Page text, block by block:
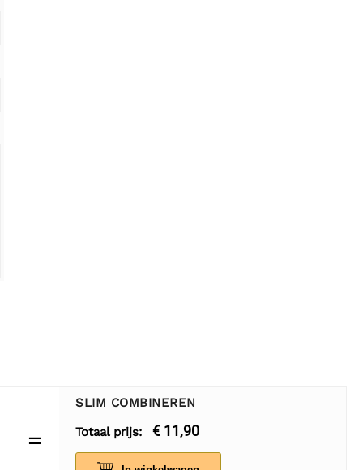
=
SLIM COMBINEREN
Totaal prijs:
€ 11,90